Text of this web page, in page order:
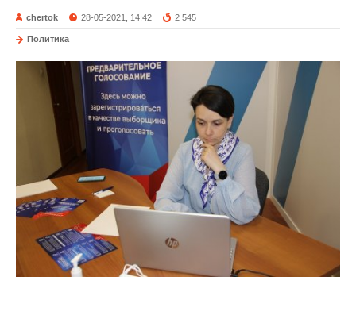
chertok 28-05-2021, 14:42 2 545
Политика